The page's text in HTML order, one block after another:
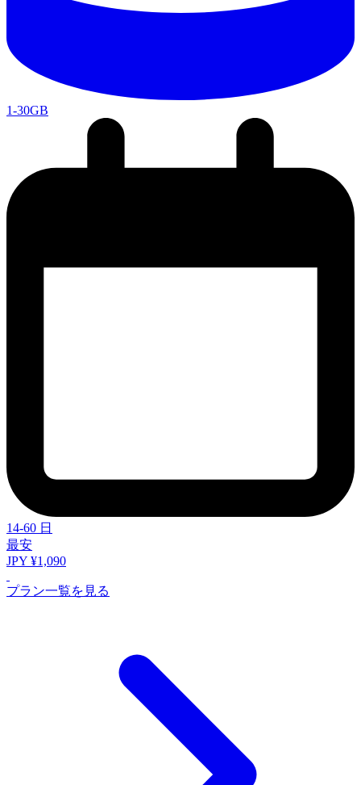
1-30GB
14-60 日
最安
JPY ¥1,090
プラン一覧を見る